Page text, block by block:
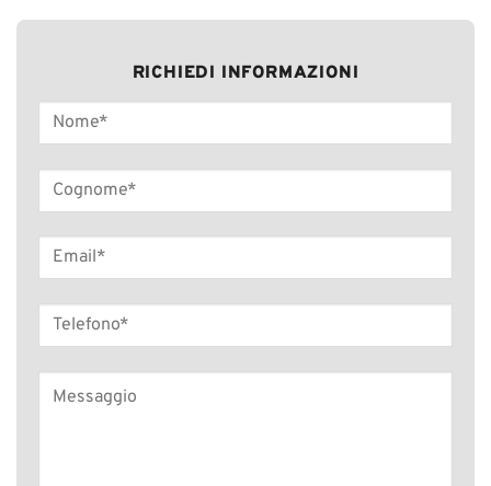
RICHIEDI INFORMAZIONI